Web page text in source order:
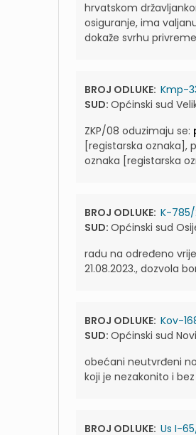
hrvatskom
osiguranje, ima
dokaže svrhu
BROJ ODLUKE: Kmp-
SUD: Općinski sud
ZKP/08 oduzimaju se:
[registarska oznaka],
oznaka [registarska
BROJ ODLUKE: K-
SUD: Općinski sud
radu na određeno
21.08.2023., dozvola
BROJ ODLUKE: Kov-
SUD: Općinski sud
obećani neutvrđeni
koji je nezakonito i
BROJ ODLUKE: Us I-